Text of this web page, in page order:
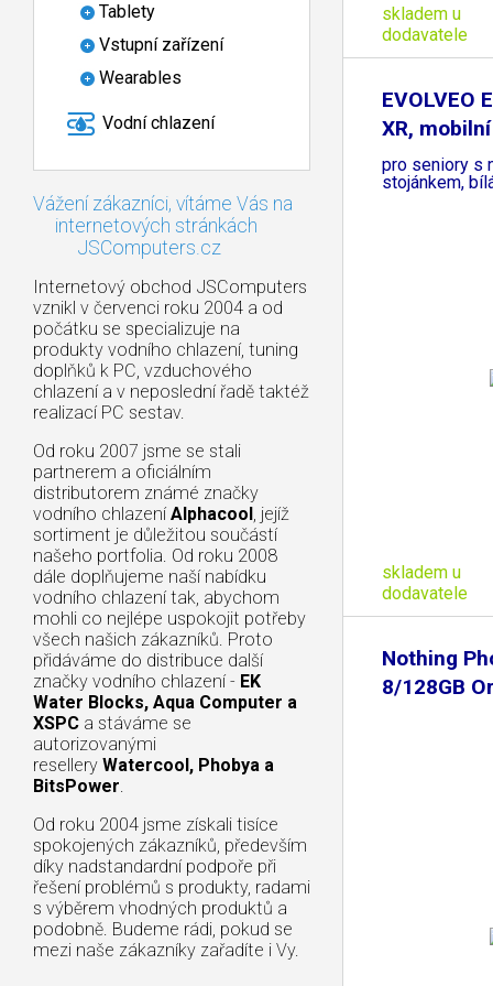
Tablety
Vstupní zařízení
Wearables
Vodní chlazení
Vážení zákazníci, vítáme Vás na
internetových stránkách
JSComputers.cz
Internetový obchod JSComputers
vznikl v červenci roku 2004 a od
počátku se specializuje na
produkty vodního chlazení, tuning
doplňků k PC, vzduchového
chlazení a v neposlední řadě taktéž
realizací PC sestav.
Od roku 2007 jsme se stali
partnerem a oficiálním
distributorem známé značky
vodního chlazení Alphacool, jejíž
sortiment je důležitou součástí
našeho portfolia. Od roku 2008
dále doplňujeme naší nabídku
vodního chlazení tak, abychom
mohli co nejlépe uspokojit potřeby
všech našich zákazníků. Proto
přidáváme do distribuce další
značky vodního chlazení - EK
Water Blocks, Aqua Computer a
XSPC a stáváme se
autorizovanými
resellery Watercool, Phobya a
BitsPower.
Od roku 2004 jsme získali tisíce
spokojených zákazníků, především
díky nadstandardní podpoře při
řešení problémů s produkty, radami
s výběrem vhodných produktů a
podobně. Budeme rádi, pokud se
mezi naše zákazníky zařadíte i Vy.
skladem u
dodavatele
EVOLVEO
XR,
pro seniory s
stojánkem,
skladem u
dodavatele
Nothing
8/128GB